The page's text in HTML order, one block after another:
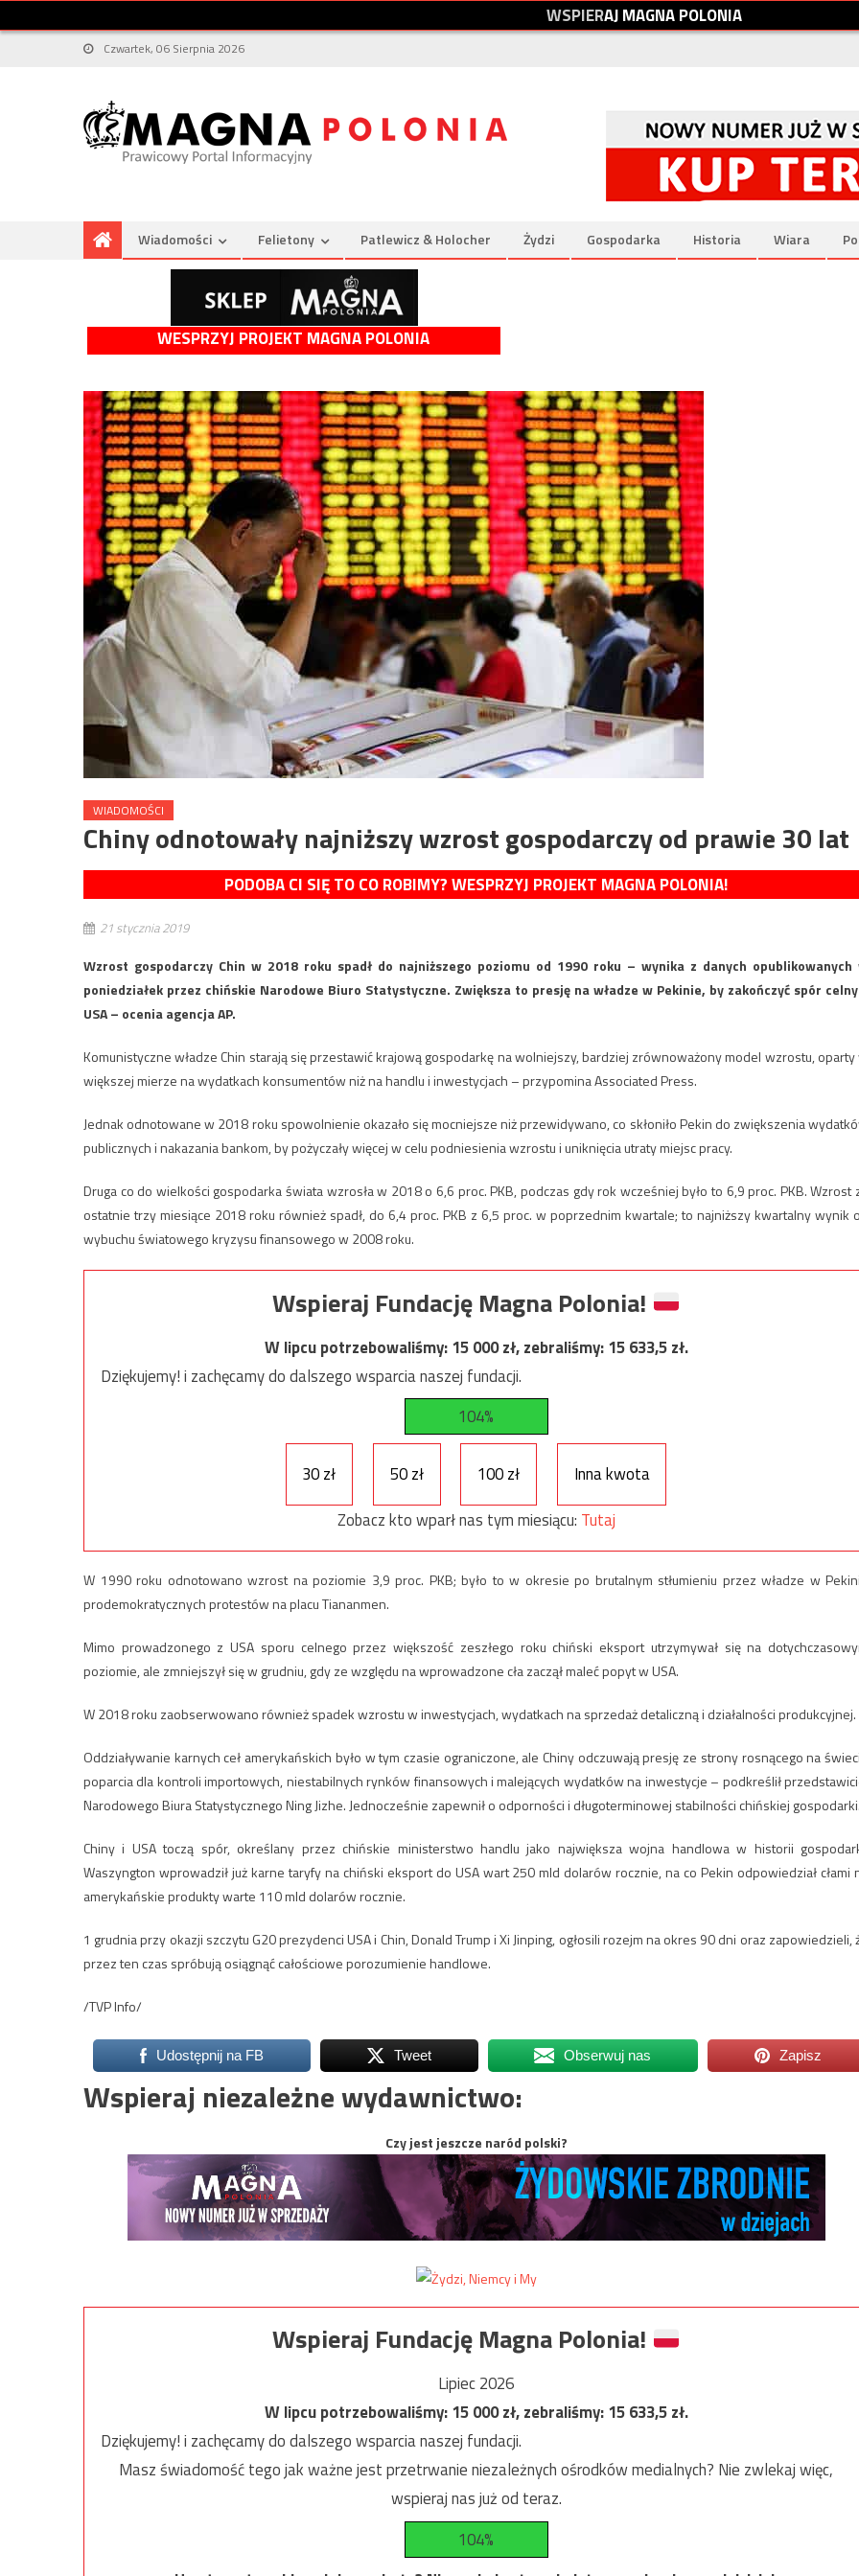
WSPIERAJMAGNAPOLONIA
Czwartek, 06 Sierpnia 2026
Wiadomości Felietony Patlewicz & Holocher Żydzi Gospodarka Historia Wiara
WESPRZYJ PROJEKT MAGNA POLONIA
WIADOMOŚCI
Chiny odnotowały najniższy wzrost gospodarczy od prawie 30 lat
PODOBA CI SIĘ TO CO ROBIMY? WESPRZYJ PROJEKT MAGNA POLONIA!
21 stycznia 2019
Wzrost gospodarczy Chin w 2018 roku spadł do najniższego poziomu od 1990 roku – wynika z danych opublikowanych
poniedziałek przez chińskie Narodowe Biuro Statystyczne. Zwiększa to presję na władze w Pekinie, by zakończyć spór
USA – ocenia agencja AP.
Komunistyczne władze Chin starają się przestawić krajową gospodarkę na wolniejszy, bardziej zrównoważony model wzrostu, oparty
większej mierze na wydatkach konsumentów niż na handlu i inwestycjach – przypomina Associated Press.
Jednak odnotowane w 2018 roku spowolnienie okazało się mocniejsze niż przewidywano, co skłoniło Pekin do zwiększenia
publicznych i nakazania bankom, by pożyczały więcej w celu podniesienia wzrostu i uniknięcia utraty miejsc pracy.
Druga co do wielkości gospodarka świata wzrosła w 2018 o 6,6 proc. PKB, podczas gdy rok wcześniej było to 6,9 proc. PKB. Wzrost
ostatnie trzy miesiące 2018 roku również spadł, do 6,4 proc. PKB z 6,5 proc. w poprzednim kwartale; to najniższy kwartalny wynik
wybuchu światowego kryzysu finansowego w 2008 roku.
Wspieraj Fundację Magna Polonia!
W lipcu potrzebowaliśmy:15 000zł, zebraliśmy:15 633,5zł.
Dziękujemy! i zachęcamy do dalszego wsparcia naszej fundacji.
104%
30 zł 50 zł 100 zł
Inna kwota
Zobacz kto wparł nas tym miesiącu: Tutaj
W 1990 roku odnotowano wzrost na poziomie 3,9 proc. PKB; było to w okresie po brutalnym stłumieniu przez władze w
prodemokratycznych protestów na placu Tiananmen.
Mimo prowadzonego z USA sporu celnego przez większość zeszłego roku chiński eksport utrzymywał się na
poziomie, ale zmniejszył się w grudniu, gdy ze względu na wprowadzone cła zaczął maleć popyt w USA.
W 2018 roku zaobserwowano również spadek wzrostu w inwestycjach, wydatkach na sprzedaż detaliczną i działalności produkcyjnej.
Oddziaływanie karnych ceł amerykańskich było w tym czasie ograniczone, ale Chiny odczuwają presję ze strony rosnącego na
poparcia dla kontroli importowych, niestabilnych rynków finansowych i malejących wydatków na inwestycje – podkreślił
Narodowego Biura Statystycznego Ning Jizhe. Jednocześnie zapewnił o odporności i długoterminowej stabilności chińskiej gospodarki.
Chiny i USA toczą spór, określany przez chińskie ministerstwo handlu jako największa wojna handlowa w historii
Waszyngton wprowadził już karne taryfy na chiński eksport do USA wart 250 mld dolarów rocznie, na co Pekin odpowiedział cłami
amerykańskie produkty warte 110 mld dolarów rocznie.
1 grudnia przy okazji szczytu G20 prezydenci USA i Chin, Donald Trump i Xi Jinping, ogłosili rozejm na okres 90 dni oraz zapowiedzieli,
przez ten czas spróbują osiągnąć całościowe porozumienie handlowe.
/TVP Info/
Udostępnij na FB Tweet Obserwuj nas Zapisz
Wspieraj niezależne wydawnictwo:
Czy jest jeszcze naród polski?
Wspieraj Fundację Magna Polonia!
Lipiec 2026
W lipcu potrzebowaliśmy:15 000zł, zebraliśmy:15 633,5zł.
Dziękujemy! i zachęcamy do dalszego wsparcia naszej fundacji.
Masz świadomość tego jak ważne jest przetrwanie niezależnych ośrodków medialnych? Nie zwlekaj więc,
wspieraj nas już od teraz.
104%